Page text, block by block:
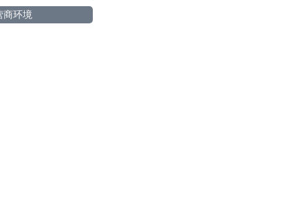
商环境